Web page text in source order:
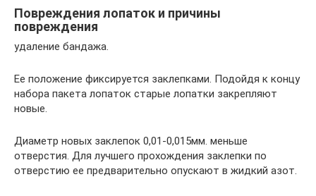
Повреждения лопаток и причины
повреждения
удаление бандажа.
Ее положение фиксируется заклепками. Подойдя к концу
набора пакета лопаток старые лопатки закрепляют
новые.
Диаметр новых заклепок 0,01-0,015мм. меньше
отверстия. Для лучшего прохождения заклепки по
отверстию ее предварительно опускают в жидкий азот.